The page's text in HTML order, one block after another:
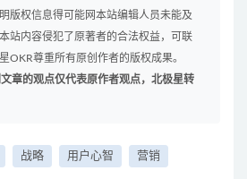
版权信息得可能网本站编辑人员未能及
站内容侵犯了原著者的合法权益，可联
OKR尊重所有原创作者的版权成果。
章的观点仅代表原作者观点，北极星转
战略 用户心智 营销